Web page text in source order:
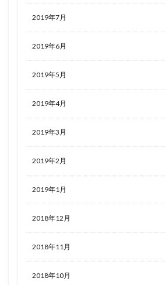
2019年7月
2019年6月
2019年5月
2019年4月
2019年3月
2019年2月
2019年1月
2018年12月
2018年11月
2018年10月